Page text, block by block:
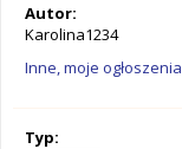
Autor:
Karolina1234
Inne, moje ogłoszenia
Typ: